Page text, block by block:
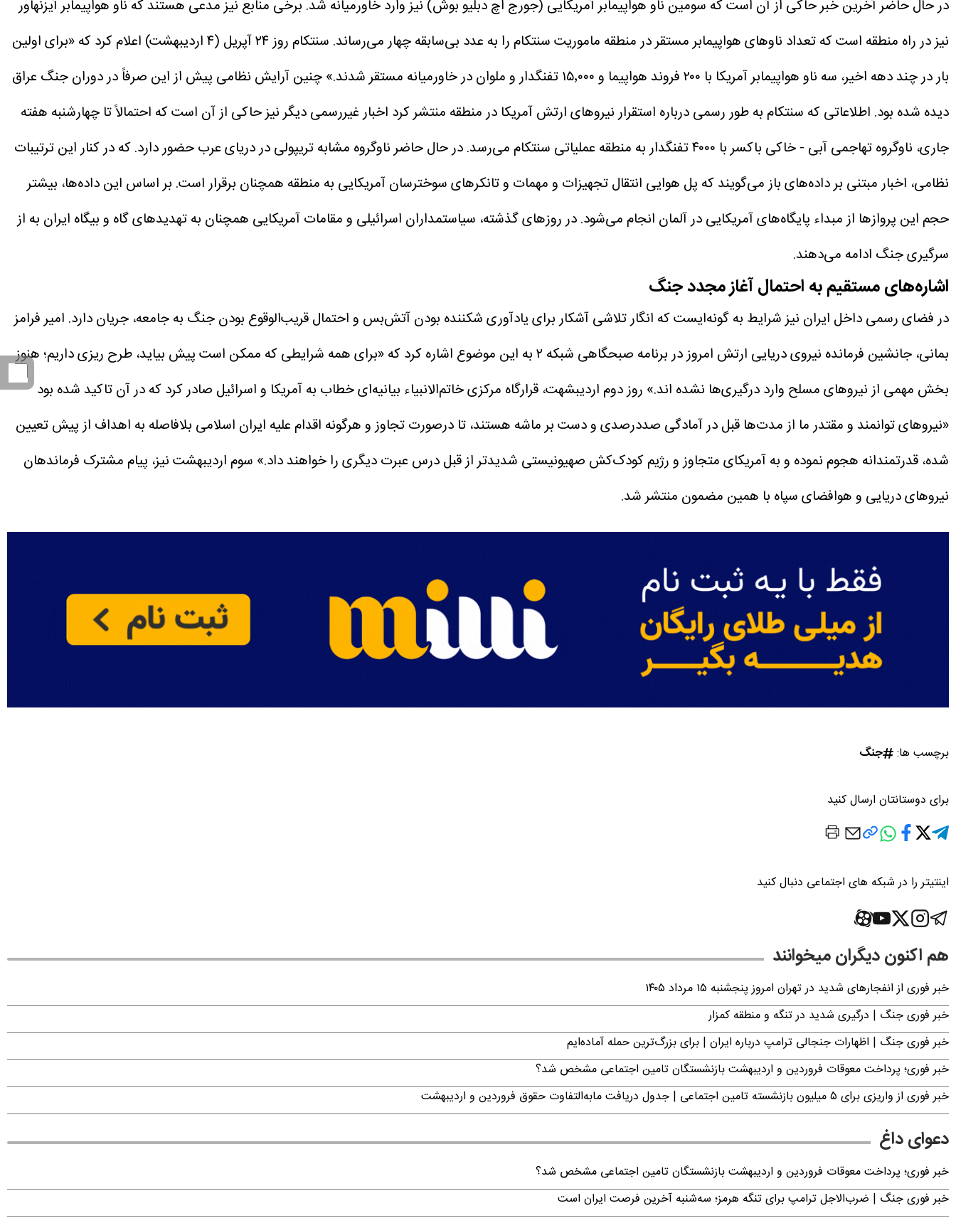
در حال حاضر آخرین خبر حاکی از آن است که سومین ناو هواپیمابر آمریکایی (جورج اچ دبلیو بوش) نیز وارد خاورمیانه شد. برخی منابع نیز مدعی هستند که ناو هواپیمابر آیزنهاور
نیز در راه منطقه است که تعداد ناوهای هواپیمابر مستقر در منطقه ماموریت سنتکام را به عدد بی‌سابقه چهار می‌رساند. سنتکام روز ۲۴ آپریل (۴ اردیبهشت) اعلام کرد که «برای اولین
بار در چند دهه اخیر، سه ناو هواپیمابر آمریکا با ۲۰۰ فروند هواپیما و ۱۵٬۰۰۰ تفنگدار و ملوان در خاورمیانه مستقر شدند.» چنین آرایش نظامی پیش از این صرفاً در دوران جنگ عراق
دیده شده بود. اطلاعاتی که سنتکام به طور رسمی درباره استقرار نیروهای ارتش آمریکا در منطقه منتشر کرد اخبار غیررسمی دیگر نیز حاکی از آن است که احتمالاً تا چهارشنبه هفته
جاری، ناوگروه تهاجمی آبی - خاکی باکسر با ۴۰۰۰ تفنگدار به منطقه عملیاتی سنتکام می‌رسد. در حال حاضر ناوگروه مشابه تریپولی در دریای عرب حضور دارد. که در کنار این ترتیبات
نظامی، اخبار مبتنی بر داده‌های باز می‌گویند که پل هوایی انتقال تجهیزات و مهمات و تانکرهای سوخترسان آمریکایی به منطقه همچنان برقرار است. بر اساس این داده‌ها، بیشتر
حجم این پرواز‌ها از مبداء پایگاه‌های آمریکایی در آلمان انجام می‌شود. در روزهای گذشته، سیاستمداران اسرائیلی و مقامات آمریکایی همچنان به تهدیدهای گاه و بیگاه ایران به از
سرگیری جنگ ادامه می‌دهند.
اشاره‌های مستقیم به احتمال آغاز مجدد جنگ
در فضای رسمی داخل ایران نیز شرایط به گونه‌ایست که انگار تلاشی آشکار برای یادآوری شکننده بودن آتش‌بس و احتمال قریب‌الوقوع بودن جنگ به جامعه، جریان دارد. امیر فرامز
بمانی، جانشین فرمانده نیروی دریایی ارتش امروز در برنامه صبحگاهی شبکه ۲ به این موضوع اشاره کرد که «برای همه شرایطی که ممکن است پیش بیاید، طرح ریزی داریم؛ هنوز
بخش مهمی از نیروهای مسلح وارد درگیری‌ها نشده اند.» روز دوم اردیبشهت، قرارگاه مرکزی خاتم‌الانبیاء بیانیه‌ای خطاب به آمریکا و اسرائیل صادر کرد که در آن تاکید شده بود
«نیروهای توانمند و مقتدر ما از مدت‌ها قبل در آمادگی صددرصدی و دست بر ماشه هستند، تا درصورت تجاوز و هرگونه اقدام علیه ایران اسلامی بلافاصله به اهداف از پیش تعیین
شده، قدرتمندانه هجوم نموده و به آمریکای متجاوز و رژیم کودک‌کش صهیونیستی شدیدتر از قبل درس عبرت دیگری را خواهند داد.» سوم اردیبهشت نیز، پیام مشترک فرماندهان
نیروهای دریایی و هوافضای سپاه با همین مضمون منتشر شد.
برچسب ها: جنگ
برای دوستانتان ارسال کنید
اینتیتر را در شبکه های اجتماعی دنبال کنید
هم اکنون دیگران میخوانند
خبر فوری از انفجارهای شدید در تهران امروز پنجشنبه ۱۵ مرداد ۱۴۰۵
خبر فوری جنگ | درگیری شدید در تنگه و منطقه کمزار
خبر فوری جنگ | اظهارات جنجالی ترامپ درباره ایران | برای بزرگ‌ترین حمله آماده‌ایم
خبر فوری؛ پرداخت معوقات فروردین و اردیبهشت بازنشستگان تامین اجتماعی مشخص شد؟
خبر فوری از واریزی برای ۵ میلیون‌ بازنشسته تامین اجتماعی | جدول دریافت مابه‌التفاوت حقوق فروردین و اردیبهشت
دعوای داغ
خبر فوری؛ پرداخت معوقات فروردین و اردیبهشت بازنشستگان تامین اجتماعی مشخص شد؟
خبر فوری جنگ | ضرب‌الاجل ترامپ برای تنگه هرمز؛ سه‌شنبه آخرین فرصت ایران است